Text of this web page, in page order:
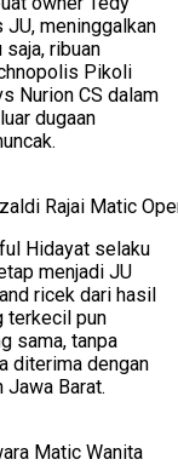
meninggalkan
saja, ribuan
Pikoli
Nurion CS dalam
dugaan
Rajai Matic
Hidayat selaku
menjadi JU
ricek dari hasil
terkecil pun
sama, tanpa
diterima dengan
Barat.
Matic Wanita